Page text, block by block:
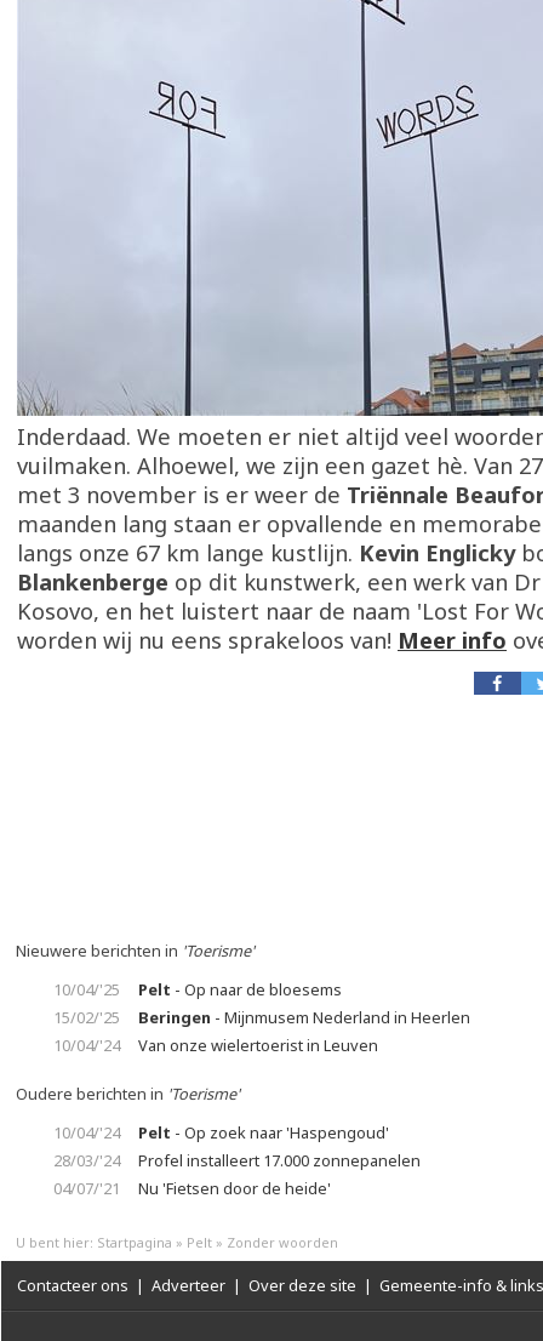
Inderdaad. We moeten er niet altijd veel
vuilmaken. Alhoewel, we zijn een gazet hè. Van
met 3 november is er weer de Triënnale
maanden lang staan er opvallende en
langs onze 67 km lange kustlijn. Kevin Englicky
Blankenberge op dit kunstwerk, een werk van
Kosovo, en het luistert naar de naam 'Lost For
worden wij nu eens sprakeloos van! Meer info
Nieuwere berichten in 'Toerisme'
10/04/'25
Pelt - Op naar de bloesems
15/02/'25
Beringen - Mijnmusem Nederland in Heerlen
10/04/'24
Van onze wielertoerist in Leuven
Oudere berichten in 'Toerisme'
10/04/'24
Pelt - Op zoek naar 'Haspengoud'
28/03/'24
Profel installeert 17.000 zonnepanelen
04/07/'21
Nu 'Fietsen door de heide'
U bent hier: Startpagina » Pelt » Zonder woorden
Contacteer ons | Adverteer | Over deze site | Gemeente-info & links